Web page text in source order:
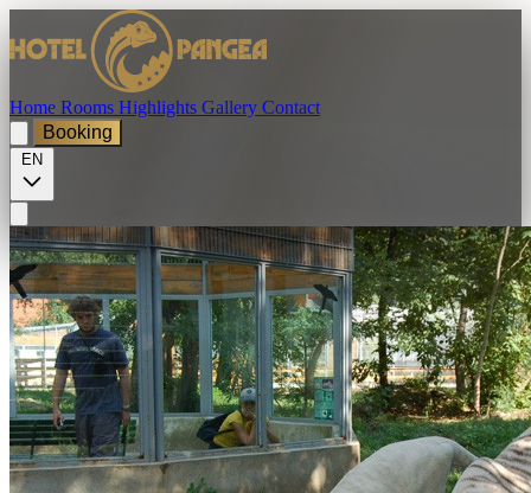
Home Rooms Highlights Gallery Contact
Booking
EN